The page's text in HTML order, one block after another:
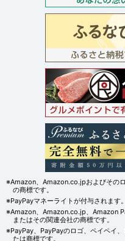
※Amazon、Amazon.co.jpおよびその
の商標です。
※PayPayマネーライトが付与されます
※Amazon、Amazon.co.jp、Amazon
またはその関連会社の商標です。
※PayPay、PayPayのロゴ、ペイペイ
たは商標です。